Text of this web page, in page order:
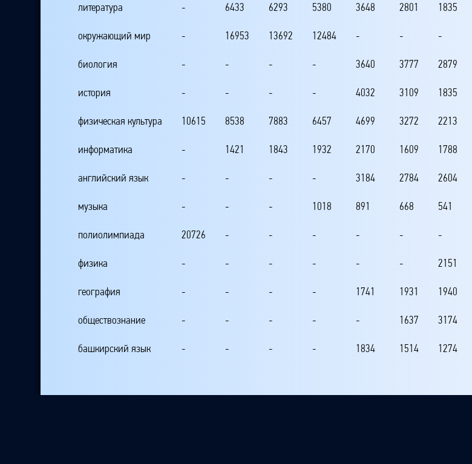
литература - 6433 6293 5380 3648 2801 1835
окружающий мир - 16953 13692 12484 - - -
биология - - - - 3640 3777 2879
история - - - - 4032 3109 1835
физическая культура 10615 8538 7883 6457 4699 3272 2213
информатика - 1421 1843 1932 2170 1609 1788
английский язык - - - - 3184 2784 2604
музыка - - - 1018 891 668 541
полиолимпиада 20726 - - - - - -
физика - - - - - - 2151
география - - - - 1741 1931 1940
обществознание - - - - - 1637 3174
башкирский язык - - - - 1834 1514 1274